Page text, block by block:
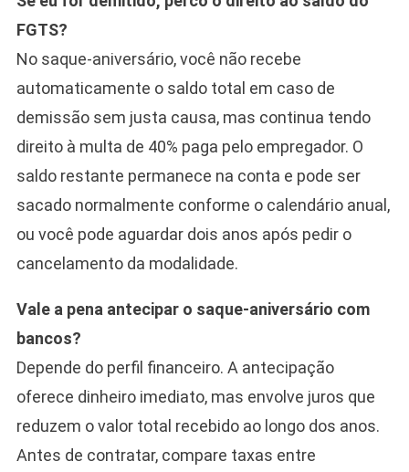
FGTS?
No saque-aniversário, você não recebe
automaticamente o saldo total em caso de
demissão sem justa causa, mas continua tendo
direito à multa de 40% paga pelo empregador. O
saldo restante permanece na conta e pode ser
sacado normalmente conforme o calendário anual,
ou você pode aguardar dois anos após pedir o
cancelamento da modalidade.
Vale a pena antecipar o saque-aniversário com
bancos?
Depende do perfil financeiro. A antecipação
oferece dinheiro imediato, mas envolve juros que
reduzem o valor total recebido ao longo dos anos.
Antes de contratar, compare taxas entre